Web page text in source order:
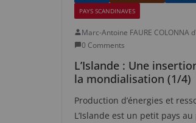
PAYS SCANDINAVES
Marc-Antoine FAURE COLONNA
0 Comments
L’Islande : Une
la mondialisation (1/4)
Production d’énergies et
L’Islande est un petit pays